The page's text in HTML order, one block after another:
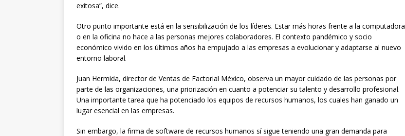
exitosa”, dice.
Otro punto importante está en la sensibilización de los líderes. Estar más horas frente a la computadora
o en la oficina no hace a las personas mejores colaboradores. El contexto pandémico y socio
económico vivido en los últimos años ha empujado a las empresas a evolucionar y adaptarse al nuevo
entorno laboral.
Juan Hermida, director de Ventas de Factorial México, observa un mayor cuidado de las personas por
parte de las organizaciones, una priorización en cuanto a potenciar su talento y desarrollo profesional.
Una importante tarea que ha potenciado los equipos de recursos humanos, los cuales han ganado un
lugar esencial en las empresas.
Sin embargo, la firma de software de recursos humanos sí sigue teniendo una gran demanda para